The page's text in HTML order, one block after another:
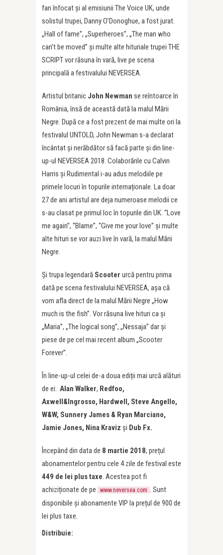
fan înfocat și al emisiunii The Voice UK, unde
solistul trupei, Danny O’Donoghue, a fost jurat.
„Hall of fame”, „Superheroes”, „The man who
can’t be moved” și multe alte hituriale trupei THE
SCRIPT vor răsuna în vară, live pe scena
principală a festivalului NEVERSEA.
Artistul britanic John Newman se reîntoarce în
România, însă de această dată la malul Mării
Negre. După ce a fost prezent de mai multe ori la
festivalul UNTOLD, John Newman s-a declarat
încântat și nerăbdător să facă parte și din line-
up-ul NEVERSEA 2018. Colaborările cu Calvin
Harris și Rudimental i-au adus melodiile pe
primele locuri în topurile internaționale. La doar
27 de ani artistul are deja numeroase melodii ce
s-au clasat pe primul loc în topurile din UK. “Love
me again”, “Blame”, “Give me your love” și multe
alte hituri se vor auzi live în vară, la malul Mării
Negre.
Și trupa legendară Scooter urcă pentru prima
dată pe scena festivalului NEVERSEA, așa că
vom afla direct de la malul Mării Negre „How
much is the fish”. Vor răsuna live hituri ca și
„Maria”, „The logical song”, „Nessaja” dar și
piese de pe cel mai recent album „Scooter
Forever”.
În line-up-ul celei de-a doua ediții mai urcă alături
de ei: Alan Walker, Redfoo,
Axwell&Ingrosso, Hardwell, Steve Angello,
W&W, Sunnery James & Ryan Marciano,
Jamie Jones, Nina Kraviz și Dub Fx.
Începând din data de 8 martie 2018, prețul
abonamentelor pentru cele 4 zile de festival este
449 de lei plus taxe. Acestea pot fi
achiziționate de pe
www.neversea.com . Sunt
disponibile și abonamente VIP la prețul de 900 de
lei plus taxe.
Distribuie: